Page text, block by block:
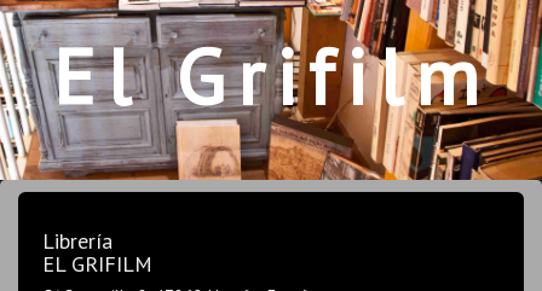
El Grifilm
Librería
EL GRIFILM